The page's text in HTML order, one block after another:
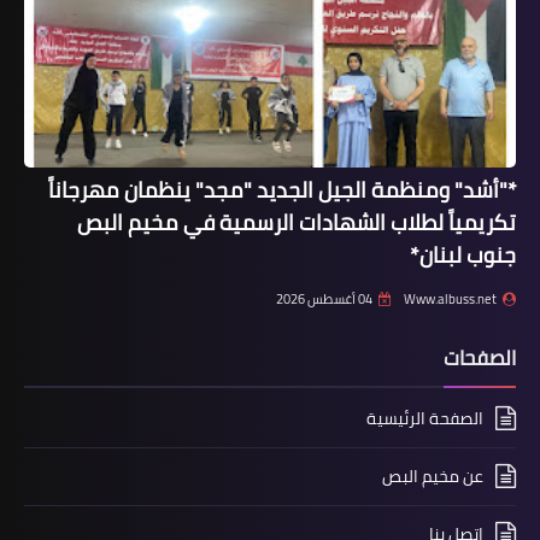
الفلسطيني في نيكاراغوا بحضور رسمي
واسع*
يوم الأسير الفلسطيني وجعٌ يتصاعد خلف
القضبان وصمت العالم تحت المجهر بقلم
الدكتور وسيم وني
*"أشد" ومنظمة الجيل الجديد "مجد" ينظمان مهرجاناً
تكريمياً لطلاب الشهادات الرسمية في مخيم البص
جنوب لبنان*
Www.albuss.net 04 أغسطس 2026
الصفحات
الصفحة الرئيسية
عن مخيم البص